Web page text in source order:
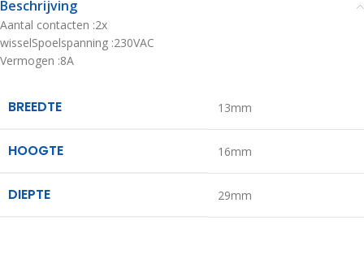
Beschrijving
Aantal contacten :2x
wisselSpoelspanning :230VAC
Vermogen :8A
BREEDTE 13mm
HOOGTE 16mm
DIEPTE 29mm